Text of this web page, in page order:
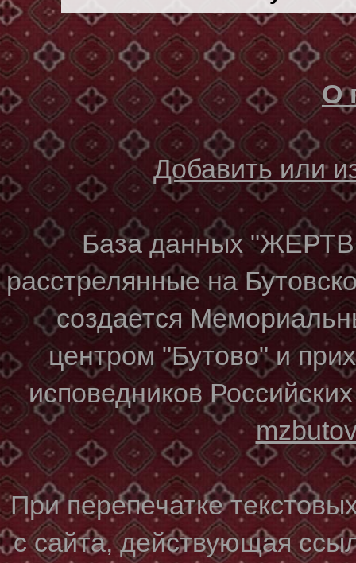
О
Добавить или
База данных
расстрелянные на
создается
центром "Бутово" и
исповедников
При перепечатке
с сайта, действующая